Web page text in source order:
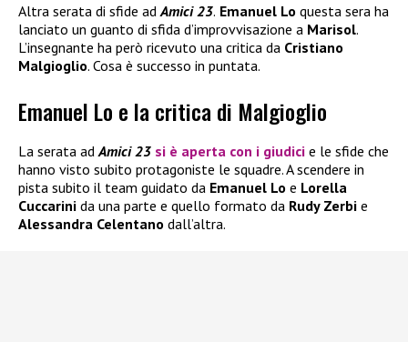
Altra serata di sfide ad Amici 23. Emanuel Lo questa sera ha
lanciato un guanto di sfida d’improvvisazione a Marisol.
L’insegnante ha però ricevuto una critica da Cristiano
Malgioglio. Cosa è successo in puntata.
Emanuel Lo e la critica di Malgioglio
La serata adAmici 23 si è aperta con i giudici e le sfide che
hanno visto subito protagoniste le squadre. A scendere in
pista subito il team guidato da Emanuel Lo e Lorella
Cuccarini da una parte e quello formato da Rudy Zerbi e
Alessandra Celentano dall’altra.